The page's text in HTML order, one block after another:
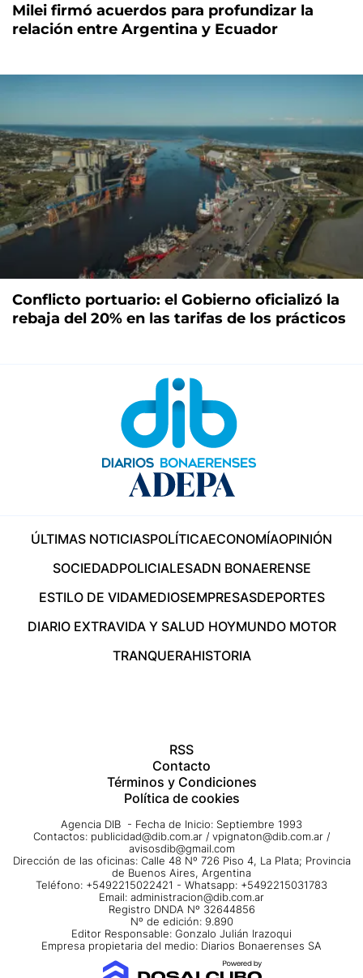
Milei firmó acuerdos para profundizar la
relación entre Argentina y Ecuador
Conflicto portuario: el Gobierno oficializó la
rebaja del 20% en las tarifas de los prácticos
ÚLTIMAS NOTICIASPOLÍTICAECONOMÍAOPINIÓN
SOCIEDADPOLICIALESADN BONAERENSE
ESTILO DE VIDAMEDIOSEMPRESASDEPORTES
DIARIO EXTRAVIDA Y SALUD HOYMUNDO MOTOR
TRANQUERAHISTORIA
RSS
Contacto
Términos y Condiciones
Política de cookies
Agencia DIB - Fecha de Inicio: Septiembre 1993
Contactos: publicidad@dib.com.ar / vpignaton@dib.com.ar /
avisosdib@gmail.com
Dirección de las oficinas: Calle 48 Nº 726 Piso 4, La Plata; Provincia
de Buenos Aires, Argentina
Teléfono: +5492215022421 - Whatsapp: +5492215031783
Email: administracion@dib.com.ar
Registro DNDA Nº 32644856
Nº de edición: 9.890
Editor Responsable: Gonzalo Julián Irazoqui
Empresa propietaria del medio: Diarios Bonaerenses SA